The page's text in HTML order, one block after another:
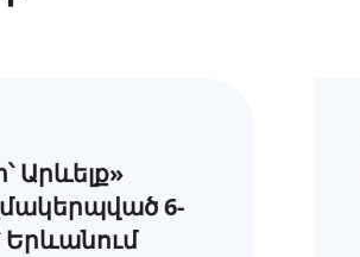
Արևելք»
6-
Երևանում